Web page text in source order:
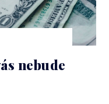
nebude